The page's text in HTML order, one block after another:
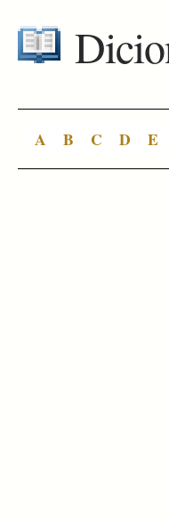
A B C D E